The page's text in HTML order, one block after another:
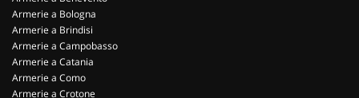
Armerie a Bologna
Armerie a Brindisi
Armerie a Campobasso
Armerie a Catania
Armerie a Como
Armerie a Crotone